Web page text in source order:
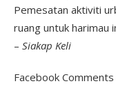
Pemesatan aktiviti
ruang untuk harimau
– Siakap Keli
Facebook